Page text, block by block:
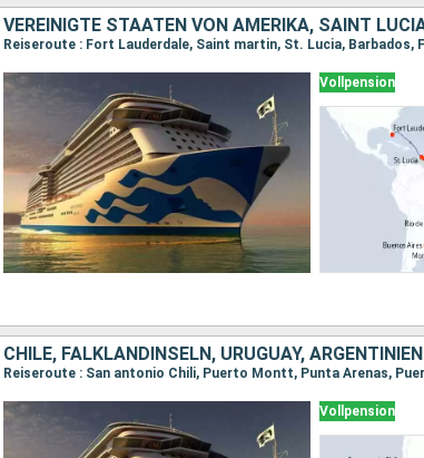
Vollpension
CHILE, FALKLANDINSELN, URUGUAY, ARGENTINIEN
Vollpension